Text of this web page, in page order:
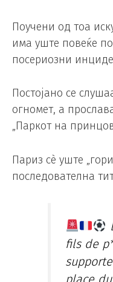
Поучени од тоа
има уште повеќе
посериозни
Постојано се
огномет, а
„Паркот на
Париз сè уште
последователна
fils de
place